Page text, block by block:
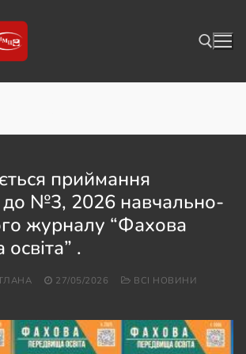
приймання
до №3, 2026 навчально-
журналу “Фахова
.
27/05/2026
ВСІ НОВИНИ